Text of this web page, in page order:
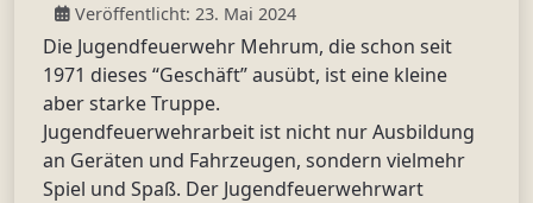
Veröffentlicht: 23. Mai 2024
Die Jugendfeuerwehr Mehrum, die schon seit
1971 dieses “Geschäft” ausübt, ist eine kleine
aber starke Truppe.
Jugendfeuerwehrarbeit ist nicht nur Ausbildung
an Geräten und Fahrzeugen, sondern vielmehr
Spiel und Spaß. Der Jugendfeuerwehrwart